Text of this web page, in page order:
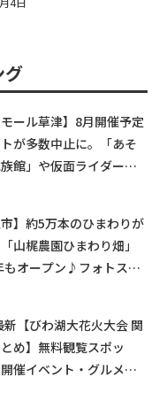
グ
モール草津】8月開催予定
が多数中止に。「あそ
館」や仮面ライダーシ
市】約5万本のひまわりが
山梶農園ひまわり畑」
もオープン♪フォトスポ
新【びわ湖大花火大会 関
め】無料観覧スポッ
催イベント・グルメマ